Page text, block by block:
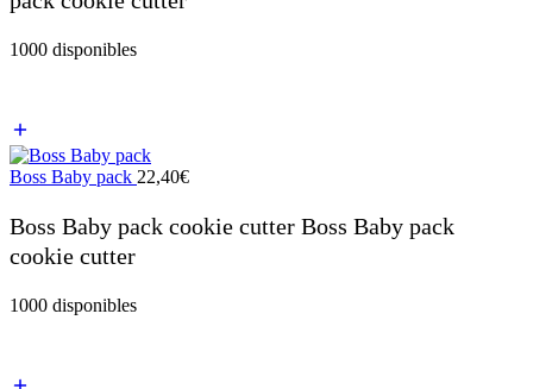
1000 disponibles
Boss Baby pack 22,40€
Boss Baby pack cookie cutter Boss Baby pack
cookie cutter
1000 disponibles